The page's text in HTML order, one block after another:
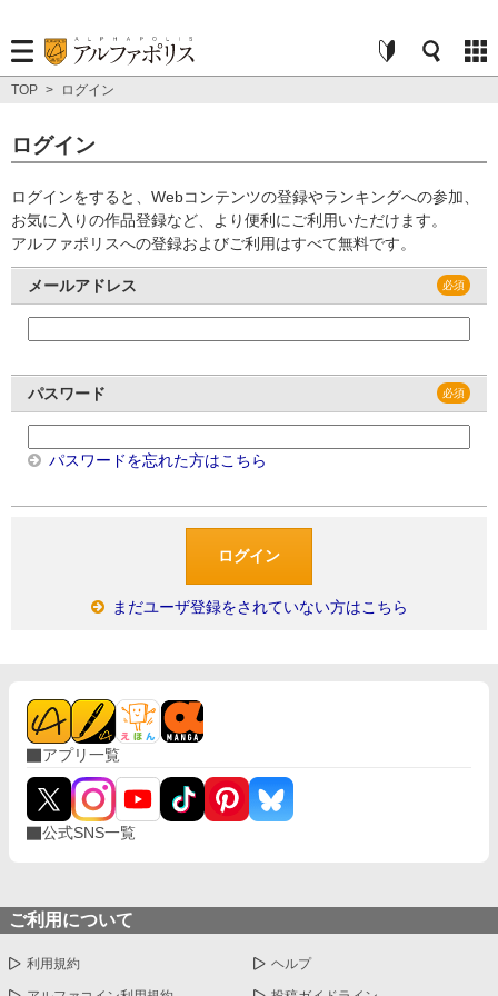
TOP > ログイン
ログイン
ログインをすると、Webコンテンツの登録やランキングへの参加、
お気に入りの作品登録など、より便利にご利用いただけます。
アルファポリスへの登録およびご利用はすべて無料です。
メールアドレス
パスワード
パスワードを忘れた方はこちら
まだユーザ登録をされていない方はこちら
アプリ一覧
公式SNS一覧
ご利用について
利用規約 ヘルプ